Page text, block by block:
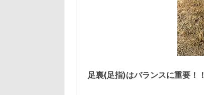
足裏(足指)はバランスに重要！！